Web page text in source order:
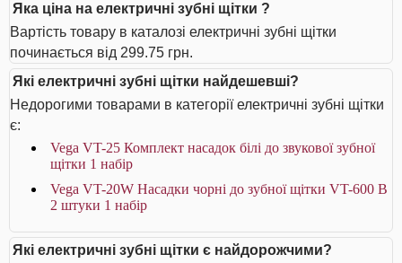
Яка ціна на електричні зубні щітки ?
Вартість товару в каталозі електричні зубні щітки
починається від 299.75 грн.
Які електричні зубні щітки найдешевші?
Недорогими товарами в категорії електричні зубні щітки
є:
Vega VT-25 Комплект насадок білі до звукової зубної
щітки 1 набір
Vega VT-20W Насадки чорні до зубної щітки VT-600 В
2 штуки 1 набір
Які електричні зубні щітки є найдорожчими?